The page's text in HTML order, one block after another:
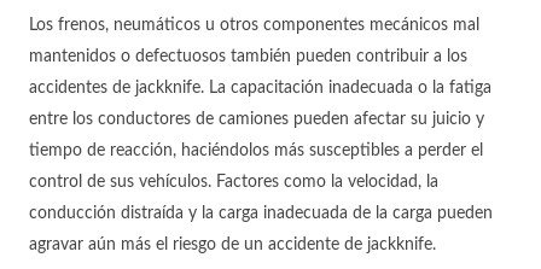
Los frenos, neumáticos u otros componentes mecánicos mal
mantenidos o defectuosos también pueden contribuir a los
accidentes de jackknife. La capacitación inadecuada o la fatiga
entre los conductores de camiones pueden afectar su juicio y
tiempo de reacción, haciéndolos más susceptibles a perder el
control de sus vehículos. Factores como la velocidad, la
conducción distraída y la carga inadecuada de la carga pueden
agravar aún más el riesgo de un accidente de jackknife.